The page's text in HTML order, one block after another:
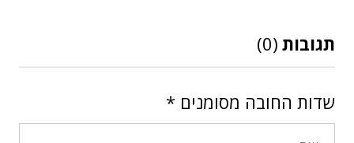
תגובות (0)
שדות החובה מסומנים *